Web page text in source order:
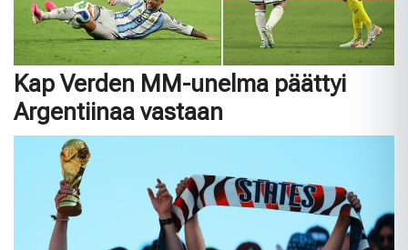
Kap Verden MM-unelma päättyi
Argentiinaa vastaan